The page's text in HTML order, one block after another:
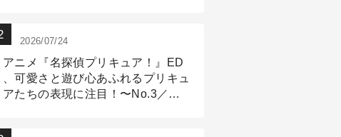
2026/07/24
アニメ『名探偵プリキュア！』ED
、可愛さと遊び心あふれるプリキュ
アたちの表現に注目！〜No.3／ア